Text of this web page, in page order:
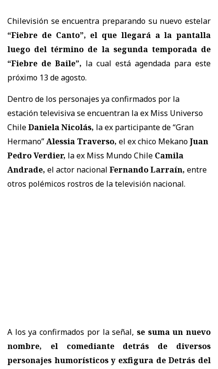
Chilevisión se encuentra preparando su nuevo estelar
“Fiebre de Canto”, el que llegará a la pantalla
luego del término de la segunda temporada de
“Fiebre de Baile”, la cual está agendada para este
próximo 13 de agosto.
Dentro de los personajes ya confirmados por la
estación televisiva se encuentran la ex Miss Universo
ChileDaniela Nicolás, la ex participante de “Gran
Hermano”Alessia Traverso, el ex chico MekanoJuan
Pedro Verdier, la ex Miss Mundo Chile Camila
Andrade, el actor nacional Fernando Larraín, entre
otros polémicos rostros de la televisión nacional.
A los ya confirmados por la señal, se suma un nuevo
nombre, el comediante detrás de diversos
personajes humorísticos y exfigura de Detrás del